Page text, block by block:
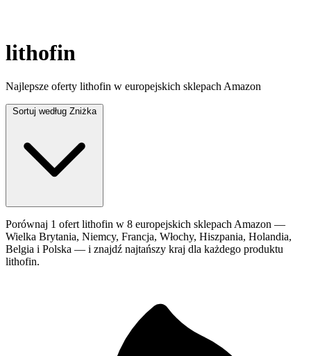
lithofin
Najlepsze oferty lithofin w europejskich sklepach Amazon
Sortuj według Zniżka
Porównaj 1 ofert lithofin w 8 europejskich sklepach Amazon —
Wielka Brytania, Niemcy, Francja, Włochy, Hiszpania, Holandia,
Belgia i Polska — i znajdź najtańszy kraj dla każdego produktu
lithofin.